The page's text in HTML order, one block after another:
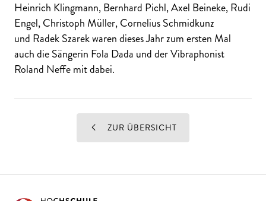
Heinrich Klingmann, Bernhard Pichl, Axel Beineke, Rudi
Engel, Christoph Müller, Cornelius Schmidkunz
und Radek Szarek waren dieses Jahr zum ersten Mal
auch die Sängerin Fola Dada und der Vibraphonist
Roland Neffe mit dabei.
ZUR ÜBERSICHT